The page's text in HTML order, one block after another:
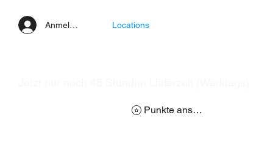
Anmelden Locations
Punkte ansehen